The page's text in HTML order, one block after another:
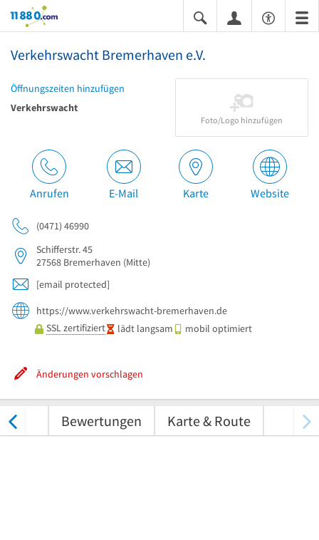
11880.com
Verkehrswacht Bremerhaven e.V.
Öffnungszeiten hinzufügen
Verkehrswacht
Foto/Logo hinzufügen
Anrufen E-Mail Karte Website
(0471) 46990
Schifferstr. 45
27568 Bremerhaven (Mitte)
[email protected]
https://www.verkehrswacht-bremerhaven.de
SSL zertifiziert
lädt langsam mobil optimiert
Änderungen vorschlagen
Bewertungen Karte & Route